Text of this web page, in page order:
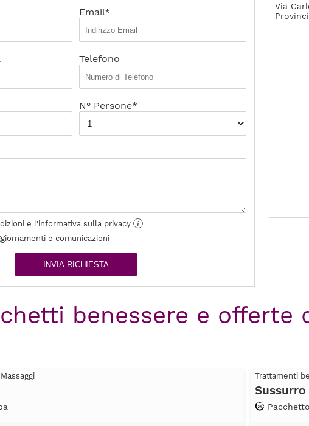
Email*
Telefono
N° Persone*
e l'informativa sulla privacy
i
e comunicazioni
INVIA RICHIESTA
Via
benessere e offerte
Trattamenti